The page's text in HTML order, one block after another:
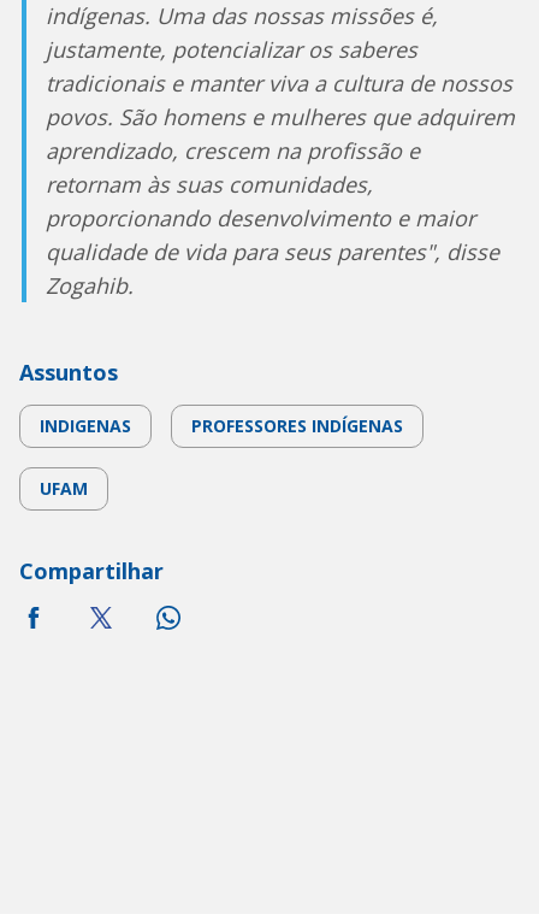
indígenas. Uma das nossas missões é,
justamente, potencializar os saberes
tradicionais e manter viva a cultura de nossos
povos. São homens e mulheres que adquirem
aprendizado, crescem na profissão e
retornam às suas comunidades,
proporcionando desenvolvimento e maior
qualidade de vida para seus parentes", disse
Zogahib.
Assuntos
INDIGENAS PROFESSORES INDÍGENAS
UFAM
Compartilhar